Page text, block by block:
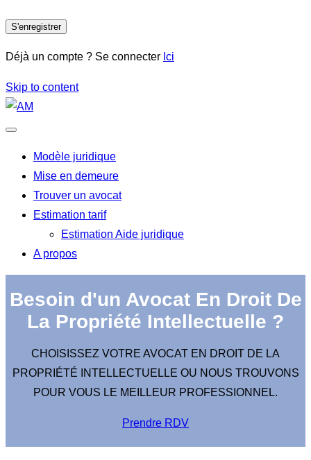
S'enregistrer
Déjà un compte ? Se connecter Ici
Skip to content
Modèle juridique
Mise en demeure
Trouver un avocat
Estimation tarif
Estimation Aide juridique
A propos
Besoin d'un Avocat En Droit De
La Propriété Intellectuelle ?
CHOISISSEZ VOTRE AVOCAT EN DROIT DE LA
PROPRIÉTÉ INTELLECTUELLE OU NOUS TROUVONS
POUR VOUS LE MEILLEUR PROFESSIONNEL.
Prendre RDV